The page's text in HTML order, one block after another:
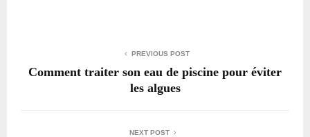
PREVIOUS POST
Comment traiter son eau de piscine pour éviter
les algues
NEXT POST